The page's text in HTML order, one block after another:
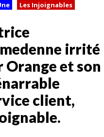
Les Injoignables
irrité
Orange et son
client,